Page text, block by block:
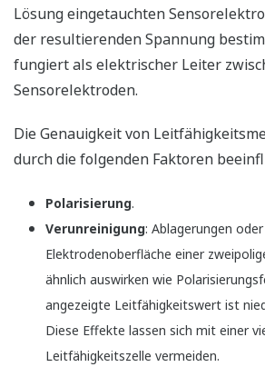
Lösung eingetauchten
der resultierenden Spannung
fungiert als elektrischer Leiter
Sensorelektroden.
Die Genauigkeit von
durch die folgenden Faktoren
Polarisierung.
Verunreinigung: Ablagerungen
Elektrodenoberfläche einer
ähnlich auswirken wie
angezeigte Leitfähigkeitswert ist
Diese Effekte lassen sich mit einer
Leitfähigkeitszelle vermeiden.